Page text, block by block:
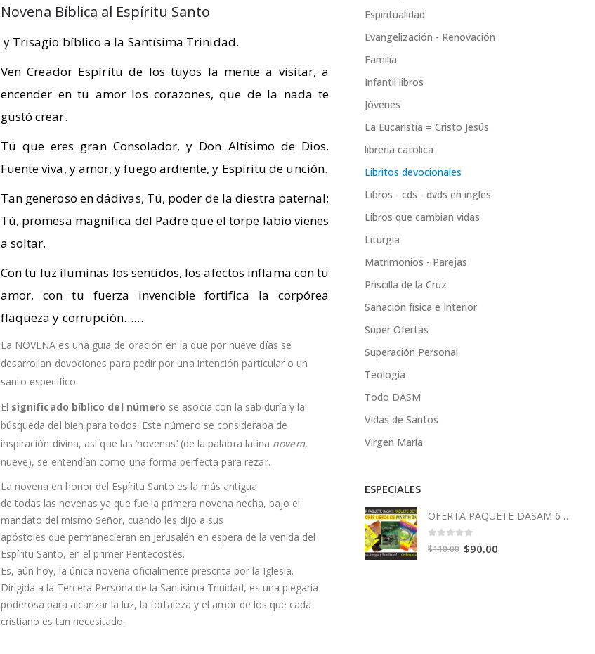
Novena Bíblica al Espíritu Santo
y Trisagio bíblico a la Santísima Trinidad.
Ven Creador Espíritu de los tuyos la mente a visitar, a
encender en tu amor los corazones, que de la nada te
gustó crear.
Tú que eres gran Consolador, y Don Altísimo de Dios.
Fuente viva, y amor, y fuego ardiente, y Espíritu de unción.
Tan generoso en dádivas, Tú, poder de la diestra paternal;
Tú, promesa magnífica del Padre que el torpe labio vienes
a soltar.
Con tu luz iluminas los sentidos, los afectos inflama con tu
amor, con tu fuerza invencible fortifica la corpórea
flaqueza y corrupción……
La NOVENA es una guía de oración en la que por nueve días se
desarrollan devociones para pedir por una intención particular o un
santo específico.
El significado bíblico del número se asocia con la sabiduría y la
búsqueda del bien para todos. Este número se consideraba de
inspiración divina, así que las ‘novenas’ (de la palabra latina novem,
nueve), se entendían como una forma perfecta para rezar.
La novena en honor del Espíritu Santo es la más antigua
de todas las novenas ya que fue la primera novena hecha, bajo el
mandato del mismo Señor, cuando les dijo a sus
apóstoles que permanecieran en Jerusalén en espera de la venida del
Espíritu Santo, en el primer Pentecostés.
Es, aún hoy, la única novena oficialmente prescrita por la Iglesia.
Dirigida a la Tercera Persona de la Santísima Trinidad, es una plegaria
poderosa para alcanzar la luz, la fortaleza y el amor de los que cada
cristiano es tan necesitado.
Espiritualidad
Evangelización - Renovación
Familia
Infantil libros
Jóvenes
La Eucaristía = Cristo Jesús
libreria catolica
Libritos devocionales
Libros - cds - dvds en ingles
Libros que cambian vidas
Liturgia
Matrimonios - Parejas
Priscilla de la Cruz
Sanación física e Interior
Super Ofertas
Superación Personal
Teología
Todo DASM
Vidas de Santos
Virgen María
ESPECIALES
OFERTA PAQUETE DASAM 6 Libros
0 out of 5
$110.00 Original
$90.00Current